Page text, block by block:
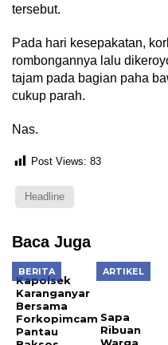
tersebut.
Pada hari kesepakatan,
rombongannya lalu
tajam pada bagian paha
cukup parah.
Nas.
Post Views: 83
Headline
Baca Juga
BERITA
Kapolsek
Karanganyar
Bersama
Forkopimcam
Pantau
ARTIKEL
Sapa
Ribuan